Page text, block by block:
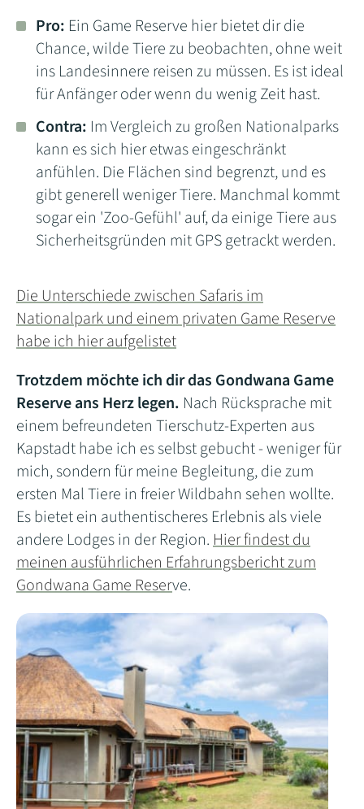
Pro: Ein Game Reserve hier bietet dir die
Chance, wilde Tiere zu beobachten, ohne weit
ins Landesinnere reisen zu müssen. Es ist ideal
für Anfänger oder wenn du wenig Zeit hast.
Contra: Im Vergleich zu großen Nationalparks
kann es sich hier etwas eingeschränkt
anfühlen. Die Flächen sind begrenzt, und es
gibt generell weniger Tiere. Manchmal kommt
sogar ein 'Zoo-Gefühl' auf, da einige Tiere aus
Sicherheitsgründen mit GPS getrackt werden.
Die Unterschiede zwischen Safaris im
Nationalpark und einem privaten Game Reserve
habe ich hier aufgelistet
Trotzdem möchte ich dir das Gondwana Game
Reserve ans Herz legen. Nach Rücksprache mit
einem befreundeten Tierschutz-Experten aus
Kapstadt habe ich es selbst gebucht - weniger für
mich, sondern für meine Begleitung, die zum
ersten Mal Tiere in freier Wildbahn sehen wollte.
Es bietet ein authentischeres Erlebnis als viele
andere Lodges in der Region.Hier findest du
meinen ausführlichen Erfahrungsbericht zum
Gondwana Game Reserve.